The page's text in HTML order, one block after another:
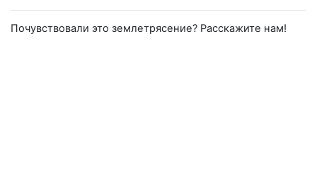
Почувствовали это землетрясение? Расскажите нам!